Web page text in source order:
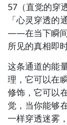
57（直觉的穿
「心灵穿透的
——在当下瞬间
所见的真相即
这条通道的能
理，它可以在
修饰，它可以
觉，当你能够
一样穿透迷雾